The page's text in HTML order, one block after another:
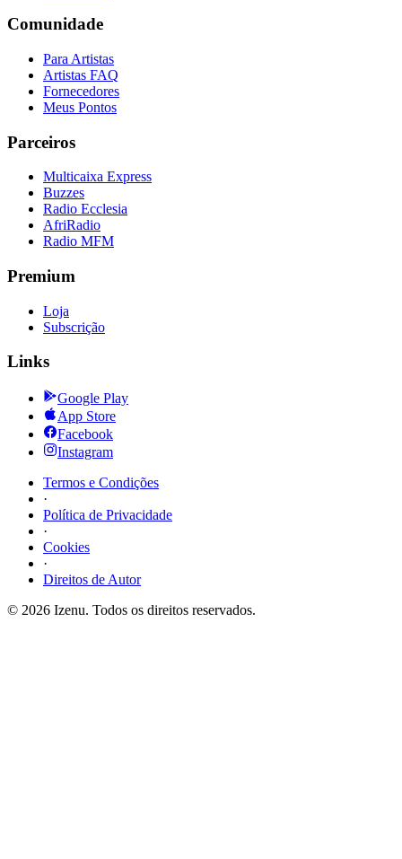
Comunidade
Para Artistas
Artistas FAQ
Fornecedores
Meus Pontos
Parceiros
Multicaixa Express
Buzzes
Radio Ecclesia
AfriRadio
Radio MFM
Premium
Loja
Subscrição
Links
Google Play
App Store
Facebook
Instagram
Termos e Condições
·
Política de Privacidade
·
Cookies
·
Direitos de Autor
© 2026 Izenu. Todos os direitos reservados.